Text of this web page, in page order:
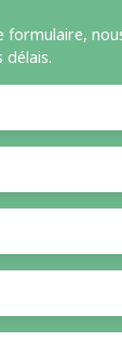
formulaire,
délais.